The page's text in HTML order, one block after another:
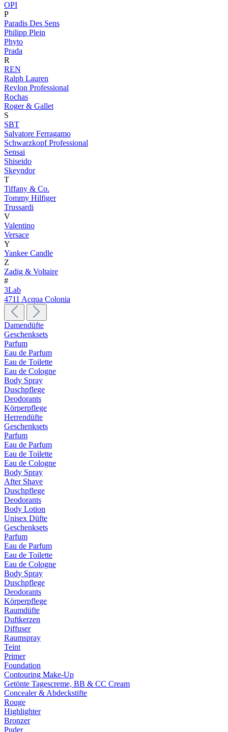
OPI
P
Paradis Des Sens
Philipp Plein
Phyto
Prada
R
REN
Ralph Lauren
Revlon Professional
Rochas
Roger & Gallet
S
SBT
Salvatore Ferragamo
Schwarzkopf Professional
Sensai
Shiseido
Skeyndor
T
Tiffany & Co.
Tommy Hilfiger
Trussardi
V
Valentino
Versace
Y
Yankee Candle
Z
Zadig & Voltaire
#
3Lab
4711 Acqua Colonia
Damendüfte
Geschenksets
Parfum
Eau de Parfum
Eau de Toilette
Eau de Cologne
Body Spray
Duschpflege
Deodorants
Körperpflege
Herrendüfte
Geschenksets
Parfum
Eau de Parfum
Eau de Toilette
Eau de Cologne
Body Spray
After Shave
Duschpflege
Deodorants
Body Lotion
Unisex Düfte
Geschenksets
Parfum
Eau de Parfum
Eau de Toilette
Eau de Cologne
Body Spray
Duschpflege
Deodorants
Körperpflege
Raumdüfte
Duftkerzen
Diffuser
Raumspray
Teint
Primer
Foundation
Contouring Make-Up
Getönte Tagescreme, BB & CC Cream
Concealer & Abdeckstifte
Rouge
Highlighter
Bronzer
Puder